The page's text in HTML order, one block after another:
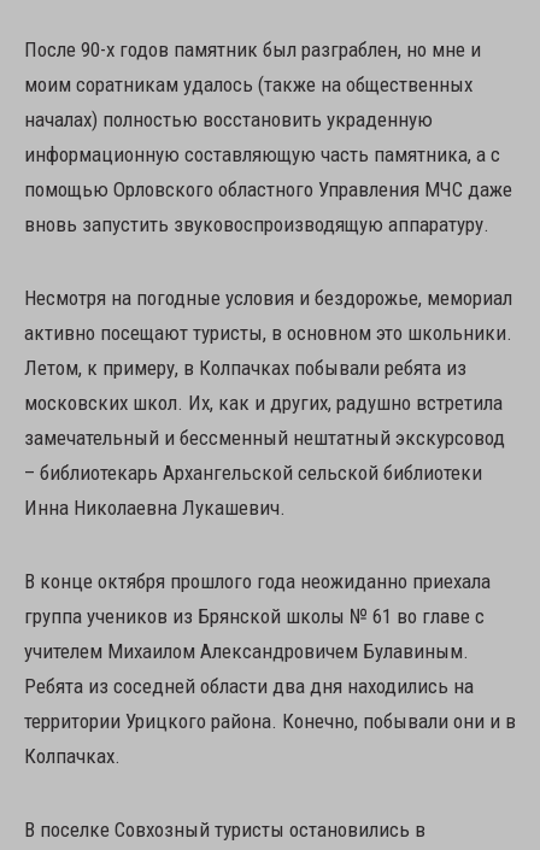
После 90-х годов памятник был разграблен, но мне и
моим соратникам удалось (также на общественных
началах) полностью восстановить украденную
информационную составляющую часть памятника, а с
помощью Орловского областного Управления МЧС даже
вновь запустить звуковоспроизводящую аппаратуру.
Несмотря на погодные условия и бездорожье, мемориал
активно посещают туристы, в основном это школьники.
Летом, к примеру, в Колпачках побывали ребята из
московских школ. Их, как и других, радушно встретила
замечательный и бессменный нештатный экскурсовод
– библиотекарь Архангельской сельской библиотеки
Инна Николаевна Лукашевич.
В конце октября прошлого года неожиданно приехала
группа учеников из Брянской школы № 61 во главе с
учителем Михаилом Александровичем Булавиным.
Ребята из соседней области два дня находились на
территории Урицкого района. Конечно, побывали они и в
Колпачках.
В поселке Совхозный туристы остановились в